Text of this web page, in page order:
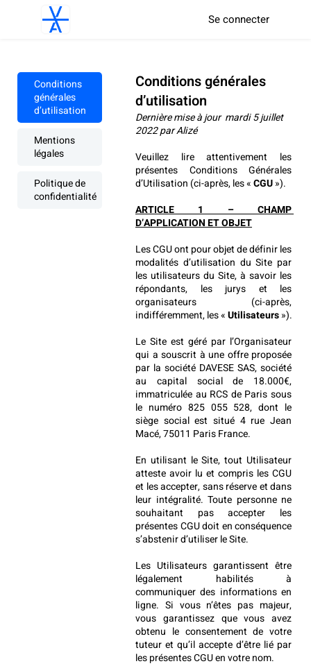
Se connecter
Conditions
générales
d’utilisation
Mentions
légales
Politique de
confidentialité
Conditions générales
d’utilisation
Dernière mise à jour  mardi 5 juillet
2022 par Alizé
Veuillez lire attentivement les
présentes Conditions Générales
d’Utilisation (ci-après, les « CGU »).
ARTICLE 1 – CHAMP
D’APPLICATION ET OBJET
Les CGU ont pour objet de définir les
modalités d’utilisation du Site par
les utilisateurs du Site, à savoir les
répondants, les jurys et les
organisateurs (ci-après,
indifféremment, les « Utilisateurs »).
Le Site est géré par l’Organisateur
qui a souscrit à une offre proposée
par la société DAVESE SAS, société
au capital social de 18.000€,
immatriculée au RCS de Paris sous
le numéro 825 055 528, dont le
siège social est situé 4 rue Jean
Macé, 75011 Paris France.
En utilisant le Site, tout Utilisateur
atteste avoir lu et compris les CGU
et les accepter, sans réserve et dans
leur intégralité. Toute personne ne
souhaitant pas accepter les
présentes CGU doit en conséquence
s’abstenir d’utiliser le Site.
Les Utilisateurs garantissent être
légalement habilités à
communiquer des informations en
ligne. Si vous n’êtes pas majeur,
vous garantissez que vous avez
obtenu le consentement de votre
tuteur et qu’il accepte d’être lié par
les présentes CGU en votre nom.